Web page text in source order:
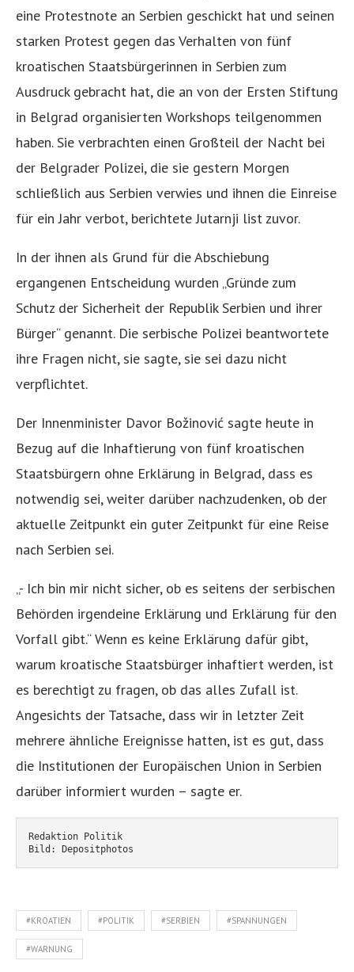
eine Protestnote an Serbien geschickt hat und seinen
starken Protest gegen das Verhalten von fünf
kroatischen Staatsbürgerinnen in Serbien zum
Ausdruck gebracht hat, die an von der Ersten Stiftung
in Belgrad organisierten Workshops teilgenommen
haben. Sie verbrachten einen Großteil der Nacht bei
der Belgrader Polizei, die sie gestern Morgen
schließlich aus Serbien verwies und ihnen die Einreise
für ein Jahr verbot, berichtete Jutarnji list zuvor.
In der ihnen als Grund für die Abschiebung
ergangenen Entscheidung wurden „Gründe zum
Schutz der Sicherheit der Republik Serbien und ihrer
Bürger“ genannt. Die serbische Polizei beantwortete
ihre Fragen nicht, sie sagte, sie sei dazu nicht
verpflichtet.
Der Innenminister Davor Božinović sagte heute in
Bezug auf die Inhaftierung von fünf kroatischen
Staatsbürgern ohne Erklärung in Belgrad, dass es
notwendig sei, weiter darüber nachzudenken, ob der
aktuelle Zeitpunkt ein guter Zeitpunkt für eine Reise
nach Serbien sei.
„- Ich bin mir nicht sicher, ob es seitens der serbischen
Behörden irgendeine Erklärung und Erklärung für den
Vorfall gibt.“ Wenn es keine Erklärung dafür gibt,
warum kroatische Staatsbürger inhaftiert werden, ist
es berechtigt zu fragen, ob das alles Zufall ist.
Angesichts der Tatsache, dass wir in letzter Zeit
mehrere ähnliche Ereignisse hatten, ist es gut, dass
die Institutionen der Europäischen Union in Serbien
darüber informiert wurden – sagte er.
Redaktion Politik
Bild: Depositphotos
#KROATIEN #POLITIK #SERBIEN #SPANNUNGEN
#WARNUNG